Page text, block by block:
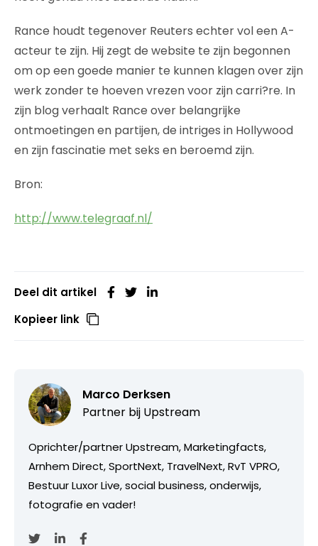
Rance houdt tegenover Reuters echter vol een A-
acteur te zijn. Hij zegt de website te zijn begonnen
om op een goede manier te kunnen klagen over zijn
werk zonder te hoeven vrezen voor zijn carri?re. In
zijn blog verhaalt Rance over belangrijke
ontmoetingen en partijen, de intriges in Hollywood
en zijn fascinatie met seks en beroemd zijn.
Bron:
http://www.telegraaf.nl/
Deel dit artikel
Kopieer link
Marco Derksen
Partner bij Upstream
Oprichter/partner Upstream, Marketingfacts,
Arnhem Direct, SportNext, TravelNext, RvT VPRO,
Bestuur Luxor Live, social business, onderwijs,
fotografie en vader!